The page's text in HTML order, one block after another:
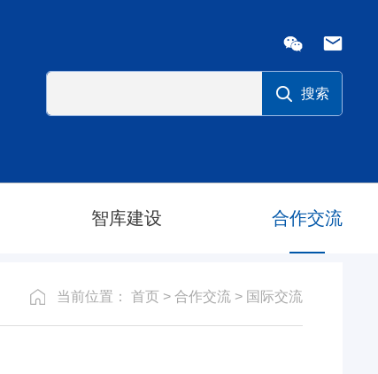
智库建设 合作交流
当前位置： 首页 > 合作交流> 国际交流